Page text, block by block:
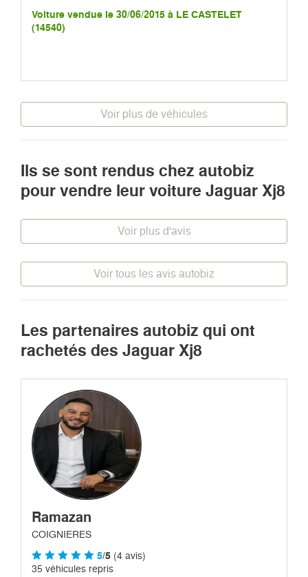
Voiture vendue le 30/06/2015 à LE CASTELET
(14540)
Voir plus de véhicules
Ils se sont rendus chez autobiz
pour vendre leur voiture Jaguar Xj8
Voir plus d'avis
Voir tous les avis autobiz
Les partenaires autobiz qui ont
rachetés des Jaguar Xj8
Ramazan
COIGNIERES
5/5 (4 avis)
35 véhicules repris